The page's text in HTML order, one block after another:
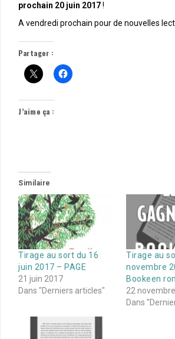
prochain 20 juin 2017!
A vendredi prochain pour de nouvelles
Partager :
J’aime ça :
Similaire
Tirage au sort du 16
juin 2017 – PAGE
21 juin 2017
Dans "Derniers articles"
Tirage au
novembre
Bookeen
22
Dans